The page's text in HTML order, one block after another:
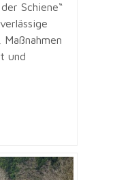
Schiene“
und